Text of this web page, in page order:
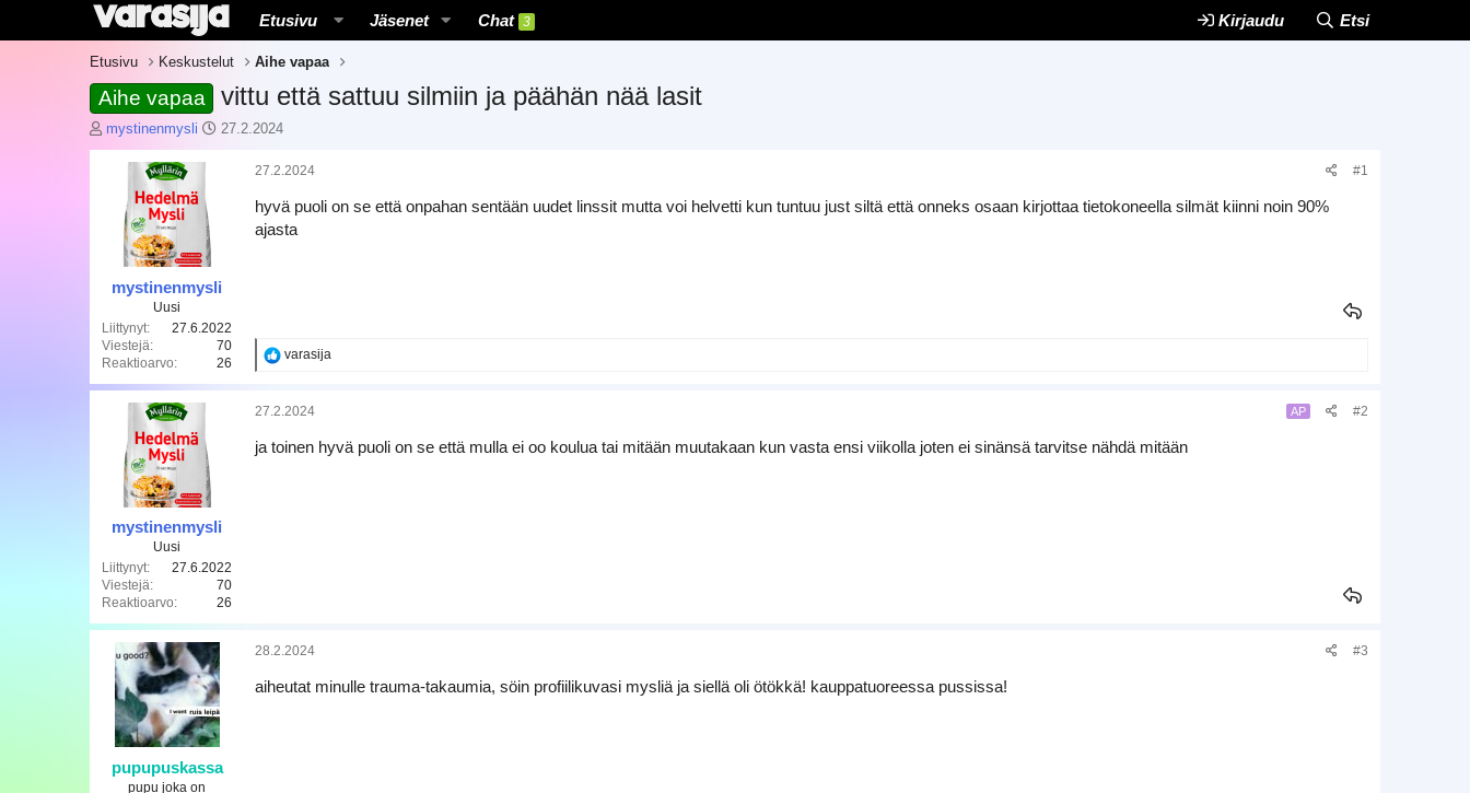
Etusivu Jäsenet Chat 3 Kirjaudu Etsi
Etusivu Keskustelut Aihe vapaa
Aihe vapaa vittu että sattuu silmiin ja päähän nää lasit
K
e
n
a
l
o
mystinenmysli
A
ä
v
ä
m
27.2.2024
mystinenmysli
Uusi
Liittynyt
27.6.2022
Viestejä
70
Reaktioarvo
26
27.2.2024 #1
hyvä puoli on se että onpahan sentään uudet linssit mutta voi helvetti kun tuntuu just siltä että onneks osaan kirjottaa tietokoneella silmät kiinni noin 90%
ajasta
R
k
i
o
varasija
mystinenmysli
Uusi
Liittynyt
27.6.2022
Viestejä
70
Reaktioarvo
26
27.2.2024 AP #2
ja toinen hyvä puoli on se että mulla ei oo koulua tai mitään muutakaan kun vasta ensi viikolla joten ei sinänsä tarvitse nähdä mitään
pupupuskassa
pupu joka on
28.2.2024 #3
aiheutat minulle trauma-takaumia, söin profiilikuvasi mysliä ja siellä oli ötökkä! kauppatuoreessa pussissa!